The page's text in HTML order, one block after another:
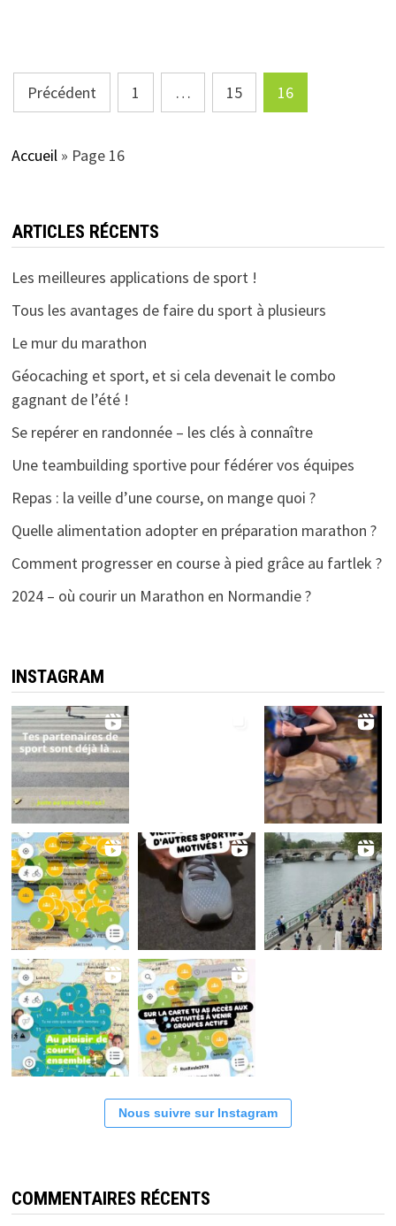
Pagination
des
publications
Précédent 1 … 15 16
Accueil » Page 16
ARTICLES RÉCENTS
Les meilleures applications de sport !
Tous les avantages de faire du sport à plusieurs
Le mur du marathon
Géocaching et sport, et si cela devenait le combo
gagnant de l’été !
Se repérer en randonnée – les clés à connaître
Une teambuilding sportive pour fédérer vos équipes
Repas : la veille d’une course, on mange quoi ?
Quelle alimentation adopter en préparation marathon ?
Comment progresser en course à pied grâce au fartlek ?
2024 – où courir un Marathon en Normandie ?
INSTAGRAM
Nous suivre sur Instagram
COMMENTAIRES RÉCENTS